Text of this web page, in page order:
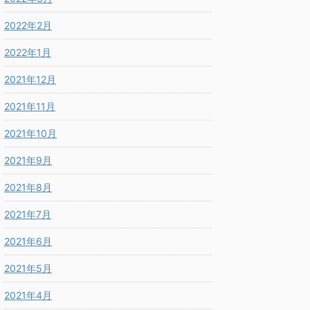
2022年2月
2022年1月
2021年12月
2021年11月
2021年10月
2021年9月
2021年8月
2021年7月
2021年6月
2021年5月
2021年4月